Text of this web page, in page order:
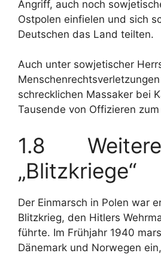
Angriff, auch noch
Ostpolen einfielen und sich
Deutschen das Land teilten.
Auch unter sowjetischer
schrecklichen Massaker bei
Tausende von Offizieren
1.8 Weitere
„Blitzkriege“
Der Einmarsch in Polen war
Blitzkrieg, den Hitlers
führte. Im Frühjahr 1940
Dänemark und Norwegen